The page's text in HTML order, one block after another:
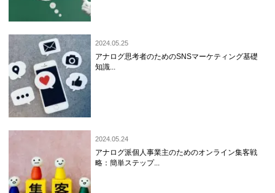
2024.05.25
アナログ思考者のためのSNSマーケティング基礎
知識...
2024.05.24
アナログ派個人事業主のためのオンライン集客戦
略：簡単ステップ...